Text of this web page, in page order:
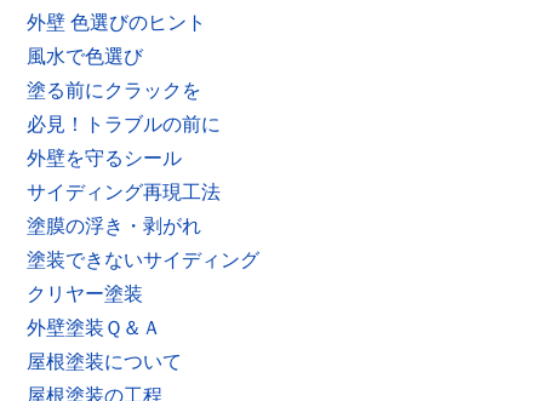
外壁 色選びのヒント
風水で色選び
塗る前にクラックを
必見！トラブルの前に
外壁を守るシール
サイディング再現工法
塗膜の浮き・剥がれ
塗装できないサイディング
クリヤー塗装
外壁塗装Ｑ＆Ａ
屋根塗装について
屋根塗装の工程